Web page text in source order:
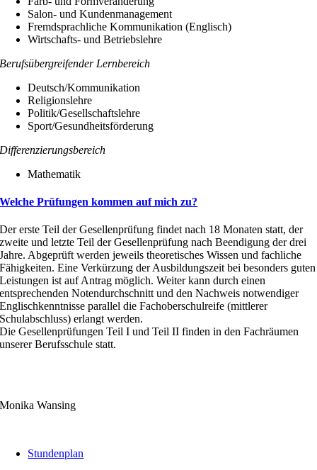
Salon- und Kundenmanagement
Fremdsprachliche Kommunikation (Englisch)
Wirtschafts- und Betriebslehre
Berufsübergreifender Lernbereich
Deutsch/Kommunikation
Religionslehre
Politik/Gesellschaftslehre
Sport/Gesundheitsförderung
Differenzierungsbereich
Mathematik
Welche Prüfungen kommen auf mich zu?
Der erste Teil der Gesellenprüfung findet nach 18 Monaten statt, der
zweite und letzte Teil der Gesellenprüfung nach Beendigung der drei
Jahre. Abgeprüft werden jeweils theoretisches Wissen und fachliche
Fähigkeiten. Eine Verkürzung der Ausbildungszeit bei besonders guten
Leistungen ist auf Antrag möglich. Weiter kann durch einen
entsprechenden Notendurchschnitt und den Nachweis notwendiger
Englischkenntnisse parallel die Fachoberschulreife (mittlerer
Schulabschluss) erlangt werden.
Die Gesellenprüfungen Teil I und Teil II finden in den Fachräumen
unserer Berufsschule statt.
Monika Wansing
Stundenplan